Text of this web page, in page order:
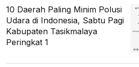
10 Daerah Paling Minim Polusi
Udara di Indonesia, Sabtu Pagi
Kabupaten Tasikmalaya
Peringkat 1